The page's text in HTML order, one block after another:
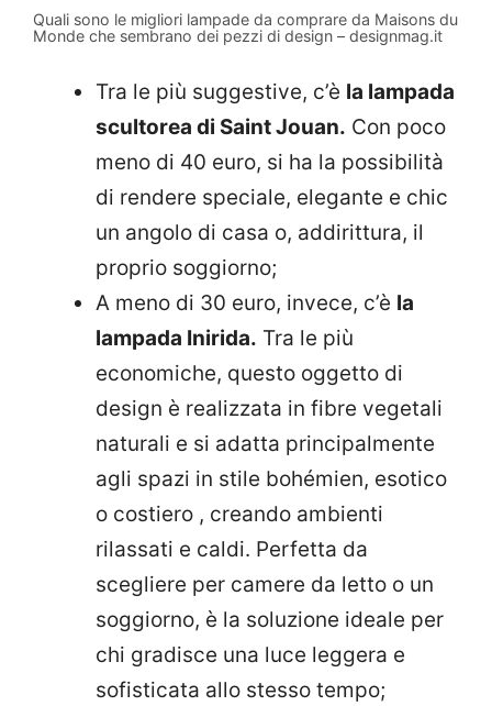
Quali sono le migliori lampade da comprare da Maisons du
Monde che sembrano dei pezzi di design – designmag.it
Tra le più suggestive, c’è la lampada
scultorea di Saint Jouan. Con poco
meno di 40 euro, si ha la possibilità
di rendere speciale, elegante e chic
un angolo di casa o, addirittura, il
proprio soggiorno;
A meno di 30 euro, invece, c’è la
lampada Inirida. Tra le più
economiche, questo oggetto di
design è realizzata in fibre vegetali
naturali e si adatta principalmente
agli spazi in stile bohémien, esotico
o costiero , creando ambienti
rilassati e caldi. Perfetta da
scegliere per camere da letto o un
soggiorno, è la soluzione ideale per
chi gradisce una luce leggera e
sofisticata allo stesso tempo;